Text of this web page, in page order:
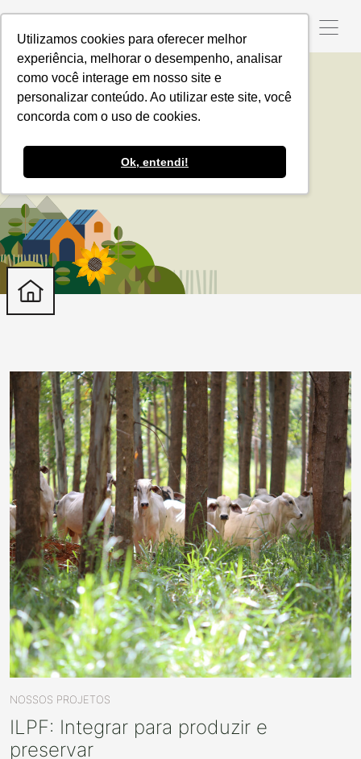
Utilizamos cookies para oferecer melhor
experiência, melhorar o desempenho, analisar
como você interage em nosso site e
personalizar conteúdo. Ao utilizar este site, você
concorda com o uso de cookies.
Ok, entendi!
Portal
NOSSOS PROJETOS
ILPF: Integrar para produzir e
preservar